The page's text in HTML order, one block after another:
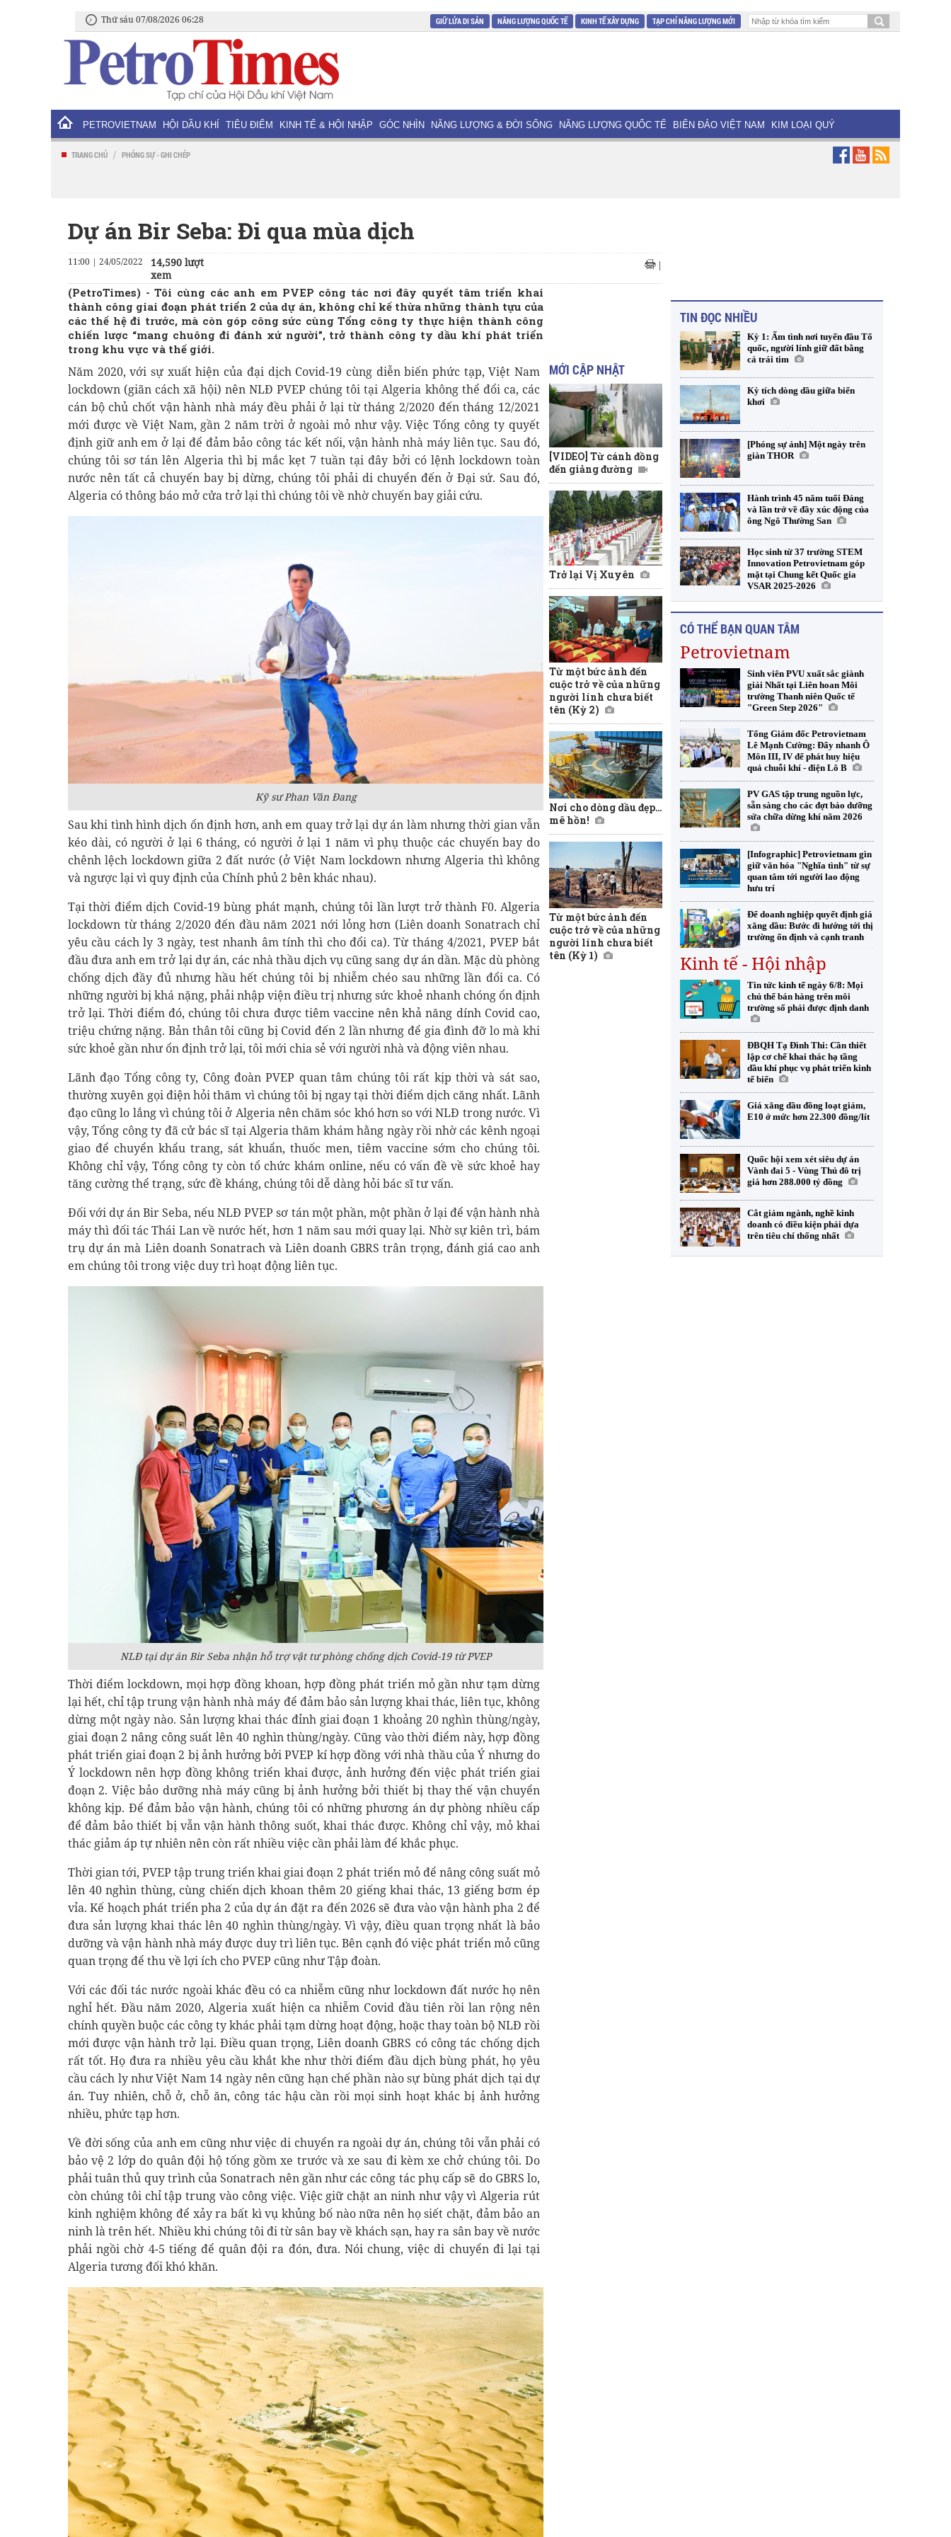
Thứ sáu 07/08/2026 06:28 GIỮ LỬA DI SẢN NĂNG LƯỢNG QUỐC TẾ KINH TẾ XÂY DỰNG TẠP CHÍ NĂNG LƯỢNG MỚI
PETROVIETNAM HỘI DẦU KHÍ TIÊU ĐIỂM KINH TẾ & HỘI NHẬP GÓC NHÌN NĂNG LƯỢNG & ĐỜI SỐNG NĂNG LƯỢNG QUỐC TẾ BIỂN ĐẢO VIỆT NAM KIM LOẠI QUÝ
TRANG CHỦ / PHÓNG SỰ - GHI CHÉP
Dự án Bir Seba: Đi qua mùa dịch
11:00 | 24/05/2022
14,590 lượt
xem
|
(PetroTimes) -Tôi cùng các anh em PVEP công tác nơi đây quyết tâm triển khai
thành công giai đoạn phát triển 2 của dự án, không chỉ kế thừa những thành tựu của
các thế hệ đi trước, mà còn góp công sức cùng Tổng công ty thực hiện thành công
chiến lược “mang chuông đi đánh xứ người”, trở thành công ty dầu khí phát triển
trong khu vực và thế giới.
Năm 2020, với sự xuất hiện của đại dịch Covid-19 cùng diễn biến phức tạp, Việt Nam
lockdown (giãn cách xã hội) nên NLĐ PVEP chúng tôi tại Algeria không thể đổi ca, các
cán bộ chủ chốt vận hành nhà máy đều phải ở lại từ tháng 2/2020 đến tháng 12/2021
mới được về Việt Nam, gần 2 năm trời ở ngoài mỏ như vậy. Việc Tổng công ty quyết
định giữ anh em ở lại để đảm bảo công tác kết nối, vận hành nhà máy liên tục. Sau đó,
chúng tôi sơ tán lên Algeria thì bị mắc kẹt 7 tuần tại đây bởi có lệnh lockdown toàn
nước nên tất cả chuyến bay bị dừng, chúng tôi phải di chuyển đến ở Đại sứ. Sau đó,
Algeria có thông báo mở cửa trở lại thì chúng tôi về nhờ chuyến bay giải cứu.
Kỹ sư Phan Văn Đang
Sau khi tình hình dịch ổn định hơn, anh em quay trở lại dự án làm nhưng thời gian vẫn
kéo dài, có người ở lại 6 tháng, có người ở lại 1 năm vì phụ thuộc các chuyến bay do
chênh lệch lockdown giữa 2 đất nước (ở Việt Nam lockdown nhưng Algeria thì không
và ngược lại vì quy định của Chính phủ 2 bên khác nhau).
Tại thời điểm dịch Covid-19 bùng phát mạnh, chúng tôi lần lượt trở thành F0. Algeria
lockdown từ tháng 2/2020 đến đầu năm 2021 nới lỏng hơn (Liên doanh Sonatrach chỉ
yêu cầu cách ly 3 ngày, test nhanh âm tính thì cho đổi ca). Từ tháng 4/2021, PVEP bắt
đầu đưa anh em trở lại dự án, các nhà thầu dịch vụ cũng sang dự án dần. Mặc dù phòng
chống dịch đầy đủ nhưng hầu hết chúng tôi bị nhiễm chéo sau những lần đổi ca. Có
những người bị khá nặng, phải nhập viện điều trị nhưng sức khoẻ nhanh chóng ổn định
trở lại. Thời điểm đó, chúng tôi chưa được tiêm vaccine nên khả năng dính Covid cao,
triệu chứng nặng. Bản thân tôi cũng bị Covid đến 2 lần nhưng để gia đình đỡ lo mà khi
sức khoẻ gần như ổn định trở lại, tôi mới chia sẻ với người nhà và động viên nhau.
Lãnh đạo Tổng công ty, Công đoàn PVEP quan tâm chúng tôi rất kịp thời và sát sao,
thường xuyên gọi điện hỏi thăm vì chúng tôi bị ngay tại thời điểm dịch căng nhất. Lãnh
đạo cũng lo lắng vì chúng tôi ở Algeria nên chăm sóc khó hơn so với NLĐ trong nước. Vì
vậy, Tổng công ty đã cử bác sĩ tại Algeria thăm khám hằng ngày rồi nhờ các kênh ngoại
giao để chuyển khẩu trang, sát khuẩn, thuốc men, tiêm vaccine sớm cho chúng tôi.
Không chỉ vậy, Tổng công ty còn tổ chức khám online, nếu có vấn đề về sức khoẻ hay
tăng cường thể trạng, sức đề kháng, chúng tôi dễ dàng hỏi bác sĩ tư vấn.
Đối với dự án Bir Seba, nếu NLĐ PVEP sơ tán một phần, một phần ở lại để vận hành nhà
máy thì đối tác Thái Lan về nước hết, hơn 1 năm sau mới quay lại. Nhờ sự kiên trì, bám
trụ dự án mà Liên doanh Sonatrach và Liên doanh GBRS trân trọng, đánh giá cao anh
em chúng tôi trong việc duy trì hoạt động liên tục.
NLĐ tại dự án Bir Seba nhận hỗ trợ vật tư phòng chống dịch Covid-19 từ PVEP
Thời điểm lockdown, mọi hợp đồng khoan, hợp đồng phát triển mỏ gần như tạm dừng
lại hết, chỉ tập trung vận hành nhà máy để đảm bảo sản lượng khai thác, liên tục, không
dừng một ngày nào. Sản lượng khai thác đỉnh giai đoạn 1 khoảng 20 nghìn thùng/ngày,
giai đoạn 2 nâng công suất lên 40 nghìn thùng/ngày. Cũng vào thời điểm này, hợp đồng
phát triển giai đoạn 2 bị ảnh hưởng bởi PVEP kí hợp đồng với nhà thầu của Ý nhưng do
Ý lockdown nên hợp đồng không triển khai được, ảnh hưởng đến việc phát triển giai
đoạn 2. Việc bảo dưỡng nhà máy cũng bị ảnh hưởng bởi thiết bị thay thế vận chuyển
không kịp. Để đảm bảo vận hành, chúng tôi có những phương án dự phòng nhiều cấp
để đảm bảo thiết bị vẫn vận hành thông suốt, khai thác được. Không chỉ vậy, mỏ khai
thác giảm áp tự nhiên nên còn rất nhiều việc cần phải làm để khắc phục.
Thời gian tới, PVEP tập trung triển khai giai đoạn 2 phát triển mỏ để nâng công suất mỏ
lên 40 nghìn thùng, cùng chiến dịch khoan thêm 20 giếng khai thác, 13 giếng bơm ép
vỉa. Kế hoạch phát triển pha 2 của dự án đặt ra đến 2026 sẽ đưa vào vận hành pha 2 để
đưa sản lượng khai thác lên 40 nghìn thùng/ngày. Vì vậy, điều quan trọng nhất là bảo
dưỡng và vận hành nhà máy được duy trì liên tục. Bên cạnh đó việc phát triển mỏ cũng
quan trọng để thu về lợi ích cho PVEP cũng như Tập đoàn.
Với các đối tác nước ngoài khác đều có ca nhiễm cũng như lockdown đất nước họ nên
nghỉ hết. Đầu năm 2020, Algeria xuất hiện ca nhiễm Covid đầu tiên rồi lan rộng nên
chính quyền buộc các công ty khác phải tạm dừng hoạt động, hoặc thay toàn bộ NLĐ rồi
mới được vận hành trở lại. Điều quan trọng, Liên doanh GBRS có công tác chống dịch
rất tốt. Họ đưa ra nhiều yêu cầu khắt khe như thời điểm đầu dịch bùng phát, họ yêu
cầu cách ly như Việt Nam 14 ngày nên cũng hạn chế phần nào sự bùng phát dịch tại dự
án. Tuy nhiên, chỗ ở, chỗ ăn, công tác hậu cần rồi mọi sinh hoạt khác bị ảnh hưởng
nhiều, phức tạp hơn.
Về đời sống của anh em cũng như việc di chuyển ra ngoài dự án, chúng tôi vẫn phải có
bảo vệ 2 lớp do quân đội hộ tống gồm xe trước và xe sau đi kèm xe chở chúng tôi. Do
phải tuân thủ quy trình của Sonatrach nên gần như các công tác phụ cấp sẽ do GBRS lo,
còn chúng tôi chỉ tập trung vào công việc. Việc giữ chặt an ninh như vậy vì Algeria rút
kinh nghiệm không để xảy ra bất kì vụ khủng bố nào nữa nên họ siết chặt, đảm bảo an
ninh là trên hết. Nhiều khi chúng tôi đi từ sân bay về khách sạn, hay ra sân bay về nước
phải ngồi chờ 4-5 tiếng để quân đội ra đón, đưa. Nói chung, việc di chuyển đi lại tại
Algeria tương đối khó khăn.
MỚI CẬP NHẬT
[VIDEO] Từ cánh đồng
đến giảng đường
Trở lại Vị Xuyên
Từ một bức ảnh đến
cuộc trở về của những
người lính chưa biết
tên (Kỳ 2)
Nơi cho dòng dầu đẹp…
mê hồn!
Từ một bức ảnh đến
cuộc trở về của những
người lính chưa biết
tên (Kỳ 1)
TIN ĐỌC NHIỀU
Kỳ 1: Ấm tình nơi tuyến đầu Tổ
quốc, người lính giữ đất bằng
cả trái tim
Kỳ tích dòng dầu giữa biển
khơi
[Phóng sự ảnh] Một ngày trên
giàn THOR
Hành trình 45 năm tuổi Đảng
và lần trở về đầy xúc động của
ông Ngô Thường San
Học sinh từ 37 trường STEM
Innovation Petrovietnam góp
mặt tại Chung kết Quốc gia
VSAR 2025-2026
CÓ THỂ BẠN QUAN TÂM
Petrovietnam
Sinh viên PVU xuất sắc giành
giải Nhất tại Liên hoan Môi
trường Thanh niên Quốc tế
"Green Step 2026"
Tổng Giám đốc Petrovietnam
Lê Mạnh Cường: Đẩy nhanh Ô
Môn III, IV để phát huy hiệu
quả chuỗi khí - điện Lô B
PV GAS tập trung nguồn lực,
sẵn sàng cho các đợt bảo dưỡng
sửa chữa dừng khí năm 2026
[Infographic] Petrovietnam gìn
giữ văn hóa "Nghĩa tình" từ sự
quan tâm tới người lao động
hưu trí
Để doanh nghiệp quyết định giá
xăng dầu: Bước đi hướng tới thị
trường ổn định và cạnh tranh
Kinh tế - Hội nhập
Tin tức kinh tế ngày 6/8: Mọi
chủ thể bán hàng trên môi
trường số phải được định danh
ĐBQH Tạ Đình Thi: Cần thiết
lập cơ chế khai thác hạ tầng
dầu khí phục vụ phát triển kinh
tế biển
Giá xăng dầu đồng loạt giảm,
E10 ở mức hơn 22.300 đồng/lít
Quốc hội xem xét siêu dự án
Vành đai 5 - Vùng Thủ đô trị
giá hơn 288.000 tỷ đồng
Cắt giảm ngành, nghề kinh
doanh có điều kiện phải dựa
trên tiêu chí thống nhất